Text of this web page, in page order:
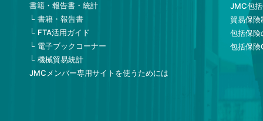
書籍・報告書・統計
書籍・報告書
FTA活用ガイド
電子ブックコーナー
機械貿易統計
JMCメンバー専用サイトを使うためには
JMC包
貿易保険
包括保険
包括保険